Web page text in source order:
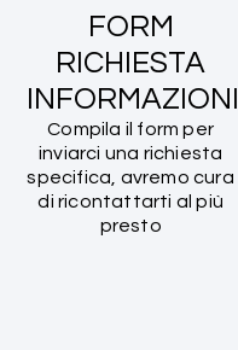
FORM
RICHIESTA
INFORMAZIONI
Compila il form per
inviarci una richiesta
specifica, avremo cura
di ricontattarti al più
presto